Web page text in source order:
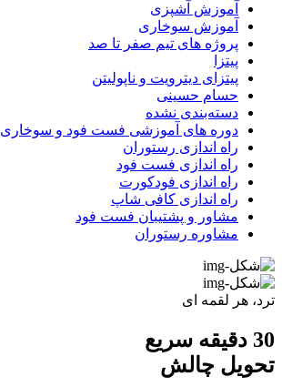
آموزش آشپزی
آموزش سوخاری
پروژه های تیم صفر تا صد
پیتزا
پیتزای دیترویت و ناپولیتن
حسام حسینی
دسته‌بندی نشده
دوره های آموزشی فست فود و سوخاری
راه اندازی رستوران
راه اندازی فست فود
راه اندازی فودکورت
راه اندازی کافی شاپ
مشاور و پشتیبان فست فود
مشاوره رستوران
ترد، هر لقمه ای
30 دقیقه سریع
تحویل چالش